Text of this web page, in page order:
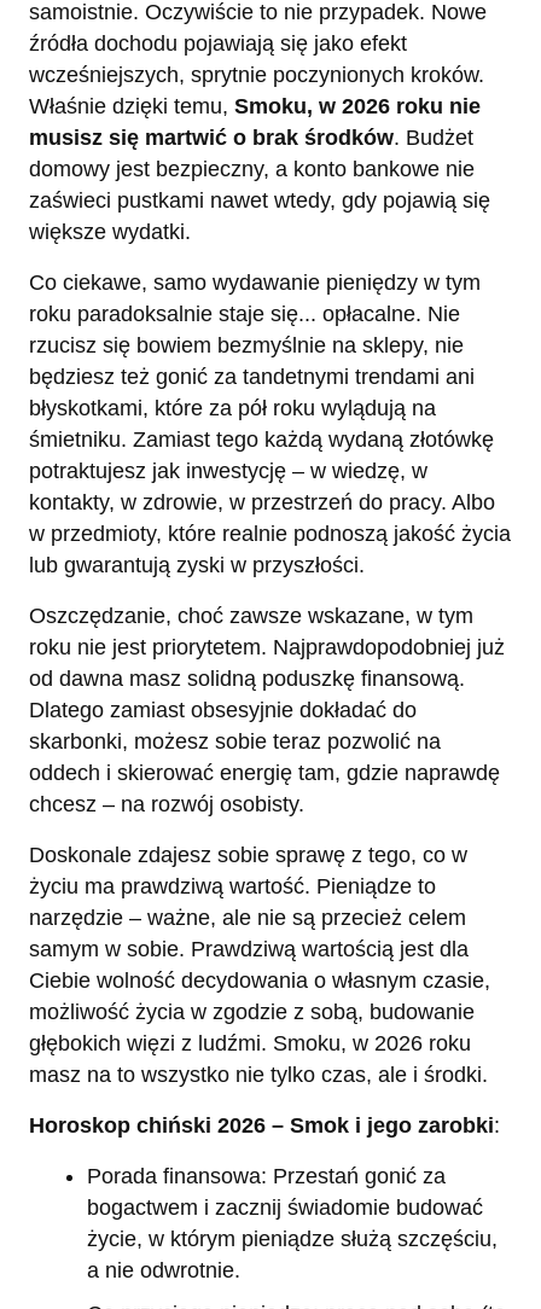
samoistnie. Oczywiście to nie przypadek. Nowe
źródła dochodu pojawiają się jako efekt
wcześniejszych, sprytnie poczynionych kroków.
Właśnie dzięki temu, Smoku, w 2026 roku nie
musisz się martwić o brak środków. Budżet
domowy jest bezpieczny, a konto bankowe nie
zaświeci pustkami nawet wtedy, gdy pojawią się
większe wydatki.
Co ciekawe, samo wydawanie pieniędzy w tym
roku paradoksalnie staje się... opłacalne. Nie
rzucisz się bowiem bezmyślnie na sklepy, nie
będziesz też gonić za tandetnymi trendami ani
błyskotkami, które za pół roku wylądują na
śmietniku. Zamiast tego każdą wydaną złotówkę
potraktujesz jak inwestycję – w wiedzę, w
kontakty, w zdrowie, w przestrzeń do pracy. Albo
w przedmioty, które realnie podnoszą jakość życia
lub gwarantują zyski w przyszłości.
Oszczędzanie, choć zawsze wskazane, w tym
roku nie jest priorytetem. Najprawdopodobniej już
od dawna masz solidną poduszkę finansową.
Dlatego zamiast obsesyjnie dokładać do
skarbonki, możesz sobie teraz pozwolić na
oddech i skierować energię tam, gdzie naprawdę
chcesz – na rozwój osobisty.
Doskonale zdajesz sobie sprawę z tego, co w
życiu ma prawdziwą wartość. Pieniądze to
narzędzie – ważne, ale nie są przecież celem
samym w sobie. Prawdziwą wartością jest dla
Ciebie wolność decydowania o własnym czasie,
możliwość życia w zgodzie z sobą, budowanie
głębokich więzi z ludźmi. Smoku, w 2026 roku
masz na to wszystko nie tylko czas, ale i środki.
Horoskop chiński 2026 – Smok i jego zarobki:
Porada finansowa: Przestań gonić za
bogactwem i zacznij świadomie budować
życie, w którym pieniądze służą szczęściu,
a nie odwrotnie.